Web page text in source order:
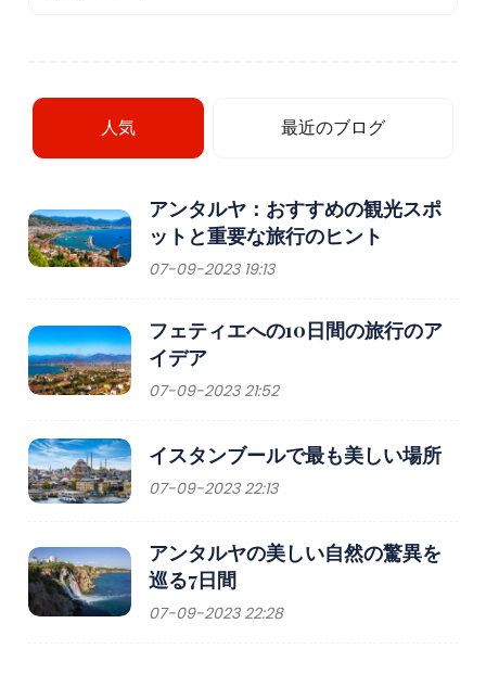
人気 最近のブログ
アンタルヤ：おすすめの観光スポ
ットと重要な旅行のヒント
07-09-2023 19:13
フェティエへの10日間の旅行のア
イデア
07-09-2023 21:52
イスタンブールで最も美しい場所
07-09-2023 22:13
アンタルヤの美しい自然の驚異を
巡る7日間
07-09-2023 22:28